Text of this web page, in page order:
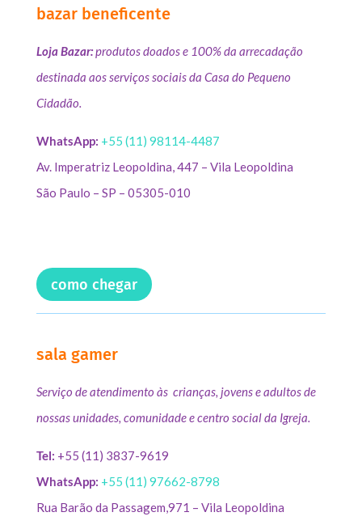
bazar beneficente
Loja Bazar:produtos doados e 100% da arrecadação
destinada aos serviços sociais da Casa do Pequeno
Cidadão.
WhatsApp: +55 (11) 98114-4487
Av. Imperatriz Leopoldina, 447 – Vila Leopoldina
São Paulo – SP – 05305-010
como chegar
sala gamer
Serviço de atendimento às crianças, jovens e adultos de
nossas unidades, comunidade e centro social da Igreja.
Tel: +55 (11) 3837-9619
WhatsApp: +55 (11) 97662-8798
Rua Barão da Passagem,971 – Vila Leopoldina